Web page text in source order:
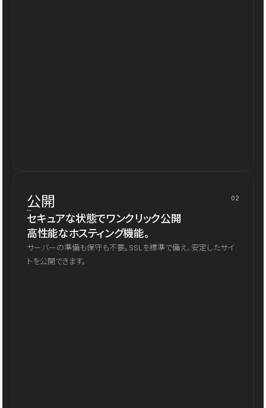
公開 02
セキュアな状態でワンクリック公開
高性能なホスティング機能。
サーバーの準備も保守も不要。SSLを標準で備え、安定したサイ
トを公開できます。